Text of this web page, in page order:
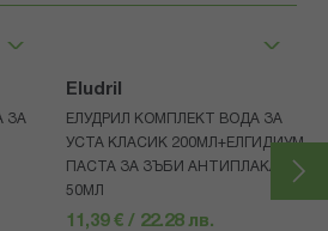
ЗА
Eludril
ЕЛУДРИЛ КОМПЛЕКТ ВОДА ЗА
УСТА КЛАСИК 200МЛ+ЕЛГИДИУМ
ПАСТА ЗА ЗЪБИ АНТИПЛАКА
50МЛ
11,39 € / 22.28 лв.